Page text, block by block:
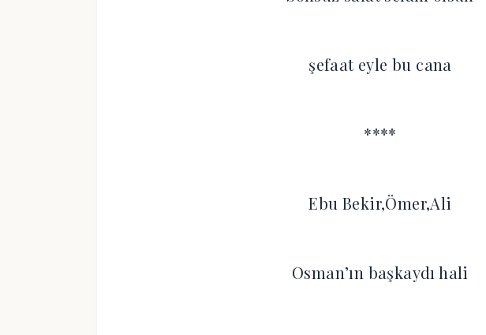
şefaat eyle bu cana
****
Ebu Bekir,Ömer,Ali
Osman’ın başkaydı hali